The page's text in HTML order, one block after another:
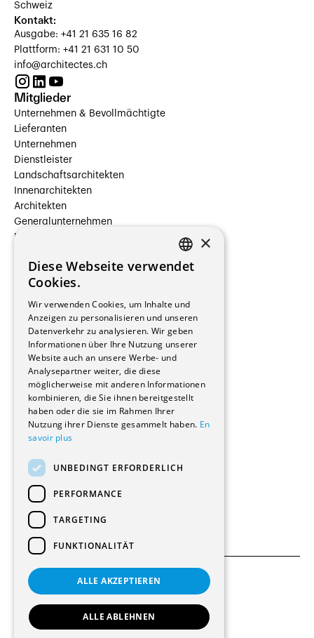
Schweiz
Kontakt:
Ausgabe: +41 21 635 16 82
Plattform: +41 21 631 10 50
info@architectes.ch
Mitglieder
Unternehmen & Bevollmächtigte
Lieferanten
Unternehmen
Dienstleister
Landschaftsarchitekten
Innenarchitekten
Architekten
Generalunternehmen
Beauftragte Unternehmen
Hersteller/Lieferanten
Bauherrschaften
Immobilienverwaltungsgesellschaften
Stockwerkeigentum
Reportagen
Wohnungen
Renovierungen
Innere Umbauten
Gastgewerbe und Tourismus
Verwaltungsgebäude und Geschäfte
Schuleinrichtungen
Medizinische Einrichtungen
Kultur - Sport - Freizeit
Industrie - Handwerk
Transport und Parkplätze
Diverse Bauten
© 2026 Alle Rechte vorbehalten
Allgemeine Bedingungen
FRENCH
×
Diese Webseite verwendet
Cookies.
Wir verwenden Cookies, um Inhalte und
Anzeigen zu personalisieren und unseren
Datenverkehr zu analysieren. Wir geben
Informationen über Ihre Nutzung unserer
Website auch an unsere Werbe- und
Analysepartner weiter, die diese
möglicherweise mit anderen Informationen
kombinieren, die Sie ihnen bereitgestellt
haben oder die sie im Rahmen Ihrer
Nutzung ihrer Dienste gesammelt haben. En
savoir plus
UNBEDINGT ERFORDERLICH
PERFORMANCE
TARGETING
FUNKTIONALITÄT
ALLE AKZEPTIEREN
ALLE ABLEHNEN